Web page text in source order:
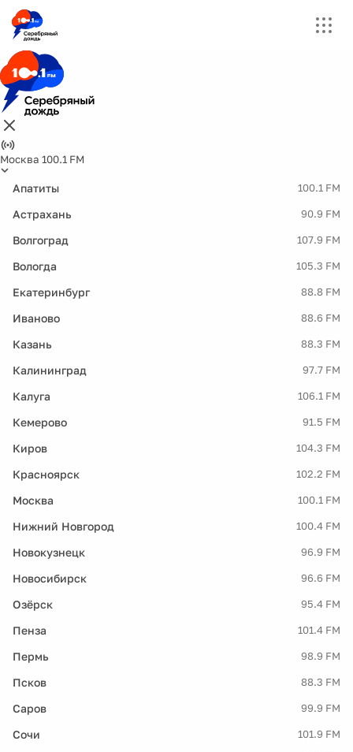
Москва 100.1 FM
Апатиты 100.1 FM
Астрахань 90.9 FM
Волгоград 107.9 FM
Вологда 105.3 FM
Екатеринбург 88.8 FM
Иваново 88.6 FM
Казань 88.3 FM
Калининград 97.7 FM
Калуга 106.1 FM
Кемерово 91.5 FM
Киров 104.3 FM
Красноярск 102.2 FM
Москва 100.1 FM
Нижний Новгород 100.4 FM
Новокузнецк 96.9 FM
Новосибирск 96.6 FM
Озёрск 95.4 FM
Пенза 101.4 FM
Пермь 98.9 FM
Псков 88.3 FM
Саров 99.9 FM
Сочи 101.9 FM